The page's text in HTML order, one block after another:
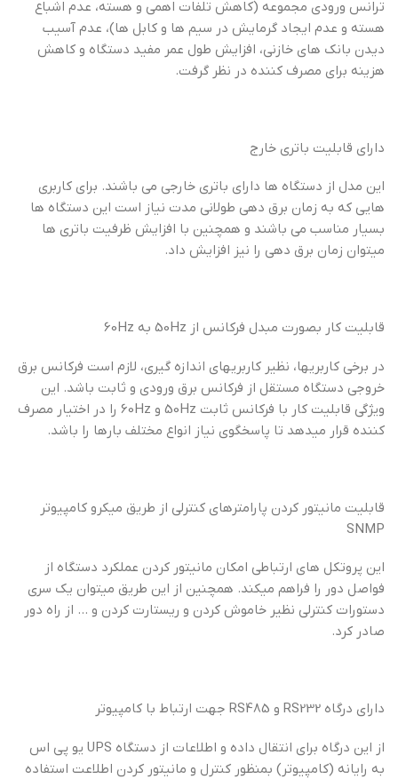
ترانس ورودی مجموعه (کاهش تلفات اهمی و هسته، عدم اشباع
هسته و عدم ایجاد گرمایش در سیم ها و کابل ها)، عدم آسیب
دیدن بانک های خازنی، افزایش طول عمر مفید دستگاه و کاهش
هزینه برای مصرف کننده در نظر گرفت.
دارای قابلیت باتری خارج
این مدل از دستگاه ها دارای باتری خارجی می باشند. برای کاربری
هایی که به زمان برق دهی طولانی مدت نیاز است این دستگاه ها
بسیار مناسب می باشند و همچنین با افزایش ظرفیت باتری ها
میتوان زمان برق دهی را نیز افزایش داد.
قابلیت کار بصورت مبدل فرکانس از 50Hz به 60Hz
در برخی کاربریها، نظیر کاربریهای اندازه گیری، لازم است فرکانس برق
خروجی دستگاه مستقل از فرکانس برق ورودی و ثابت باشد. این
ویژگی قابلیت کار با فرکانس ثابت 50Hz و 60Hz را در اختیار مصرف
کننده قرار میدهد تا پاسخگوی نیاز انواع مختلف بارها را باشد.
قابلیت مانیتور کردن پارامترهای کنترلی از طریق میکرو کامپیوتر
SNMP
این پروتکل های ارتباطی امکان مانیتور کردن عملکرد دستگاه از
فواصل دور را فراهم میکند. همچنین از این طریق میتوان یک سری
دستورات کنترلی نظیر خاموش کردن و ریستارت کردن و … از راه دور
صادر کرد.
دارای درگاه RS232 و RS485 جهت ارتباط با کامپیوتر
از این درگاه برای انتقال داده و اطلاعات از دستگاه UPS یو پی اس
به رایانه (کامپیوتر) بمنظور کنترل و مانیتور کردن اطلاعت استفاده